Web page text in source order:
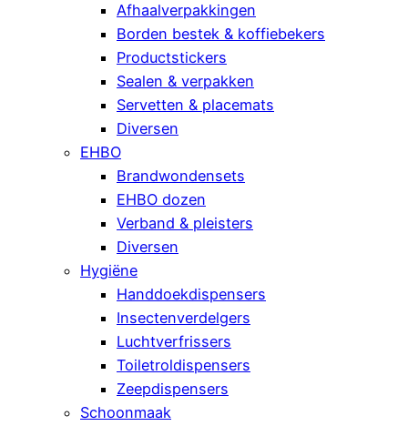
Afhaalverpakkingen
Borden bestek & koffiebekers
Productstickers
Sealen & verpakken
Servetten & placemats
Diversen
EHBO
Brandwondensets
EHBO dozen
Verband & pleisters
Diversen
Hygiëne
Handdoekdispensers
Insectenverdelgers
Luchtverfrissers
Toiletroldispensers
Zeepdispensers
Schoonmaak